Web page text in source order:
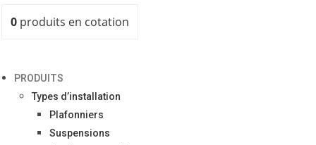
0 produits en cotation
PRODUITS
Types d’installation
Plafonniers
Suspensions